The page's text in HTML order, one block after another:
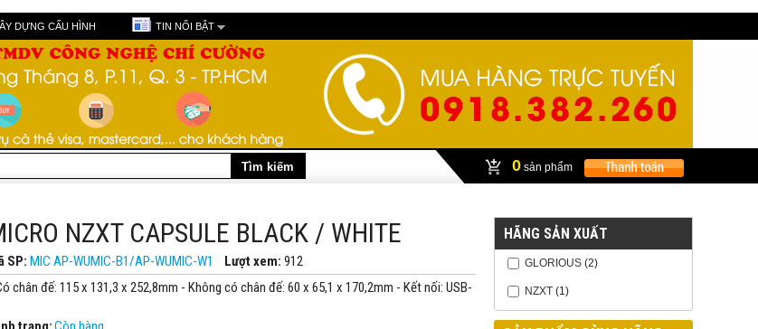
DỰNG CẤU HÌNH TIN NỔI BẬT
0 sản phẩm
NZXT CAPSULE BLACK / WHITE
SP: MIC AP-WUMIC-B1/AP-WUMIC-W1 Lượt xem: 912
chân đế: 115 x 131,3 x 252,8mm - Không có chân đế: 60 x 65,1 x 170,2mm - Kết nối: USB-
HÃNG SẢN XUẤT
GLORIOUS (2)
NZXT (1)